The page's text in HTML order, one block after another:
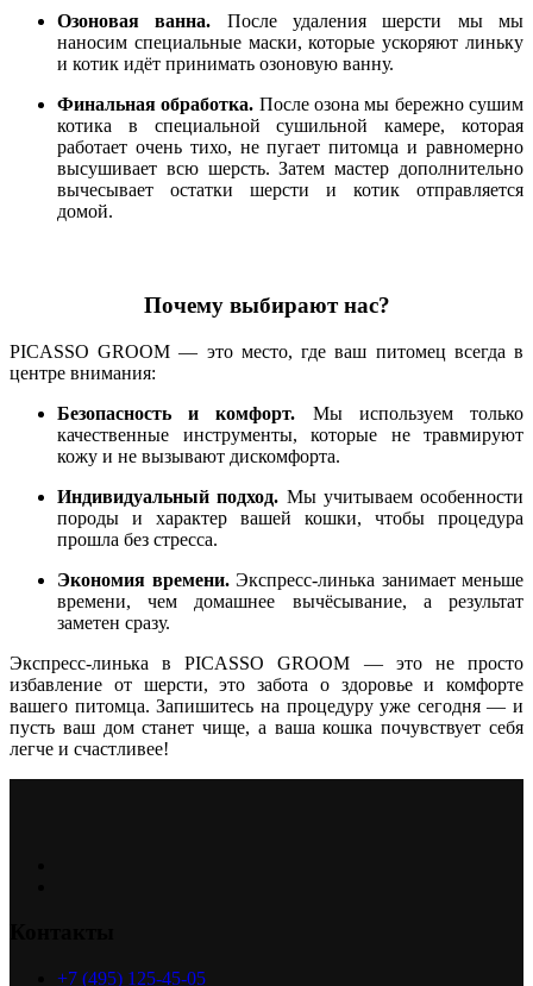
Озоновая ванна. После удаления шерсти мы мы
наносим специальные маски, которые ускоряют линьку
и котик идёт принимать озоновую ванну.
Финальная обработка. После озона мы бережно сушим
котика в специальной сушильной камере, которая
работает очень тихо, не пугает питомца и равномерно
высушивает всю шерсть. Затем мастер дополнительно
вычесывает остатки шерсти и котик отправляется
домой.
Почему выбирают нас?
PICASSO GROOM — это место, где ваш питомец всегда в
центре внимания:
Безопасность и комфорт. Мы используем только
качественные инструменты, которые не травмируют
кожу и не вызывают дискомфорта.
Индивидуальный подход. Мы учитываем особенности
породы и характер вашей кошки, чтобы процедура
прошла без стресса.
Экономия времени.Экспресс-линька занимает меньше
времени, чем домашнее вычёсывание, а результат
заметен сразу.
Экспресс-линька в PICASSO GROOM — это не просто
избавление от шерсти, это забота о здоровье и комфорте
вашего питомца. Запишитесь на процедуру уже сегодня — и
пусть ваш дом станет чище, а ваша кошка почувствует себя
легче и счастливее!
+7 (495) 125-45-05